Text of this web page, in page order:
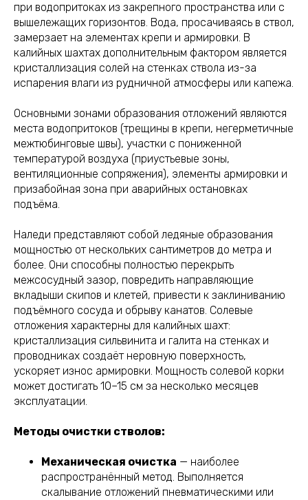
при водопритоках из закрепного пространства или с
вышележащих горизонтов. Вода, просачиваясь в ствол,
замерзает на элементах крепи и армировки. В
калийных шахтах дополнительным фактором является
кристаллизация солей на стенках ствола из-за
испарения влаги из рудничной атмосферы или капежа.
Основными зонами образования отложений являются
места водопритоков (трещины в крепи, негерметичные
межтюбинговые швы), участки с пониженной
температурой воздуха (приустьевые зоны,
вентиляционные сопряжения), элементы армировки и
призабойная зона при аварийных остановках
подъёма.
Наледи представляют собой ледяные образования
мощностью от нескольких сантиметров до метра и
более. Они способны полностью перекрыть
межсосудный зазор, повредить направляющие
вкладыши скипов и клетей, привести к заклиниванию
подъёмного сосуда и обрыву канатов. Солевые
отложения характерны для калийных шахт:
кристаллизация сильвинита и галита на стенках и
проводниках создаёт неровную поверхность,
ускоряет износ армировки. Мощность солевой корки
может достигать 10–15 см за несколько месяцев
эксплуатации.
Методы очистки стволов:
Механическая очистка — наиболее
распространённый метод. Выполняется
скалывание отложений пневматическими или